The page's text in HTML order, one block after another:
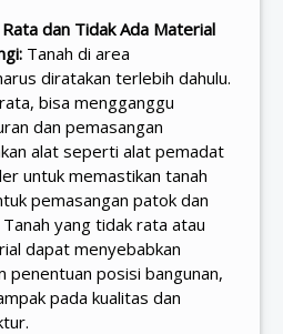
dan Tidak Ada Material
Tanah di area
diratakan terlebih dahulu.
bisa mengganggu
dan pemasangan
alat seperti alat pemadat
untuk memastikan tanah
pemasangan patok dan
yang tidak rata atau
dapat menyebabkan
penentuan posisi bangunan,
pada kualitas dan